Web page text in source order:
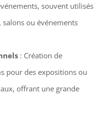
souvent utilisés
salons ou événements
: Création de
pour des expositions ou
offrant une grande